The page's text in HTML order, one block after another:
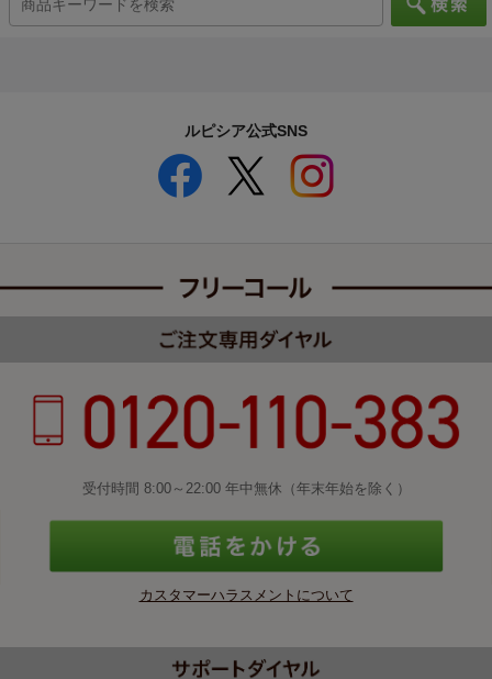
ルピシア公式SNS
受付時間 8:00～22:00 年中無休（年末年始を除く）
カスタマーハラスメントについて